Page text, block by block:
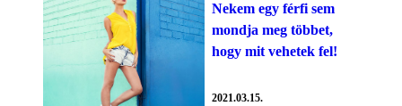
Nekem egy férfi sem
mondja meg többet,
hogy mit vehetek fel!
2021.03.15.